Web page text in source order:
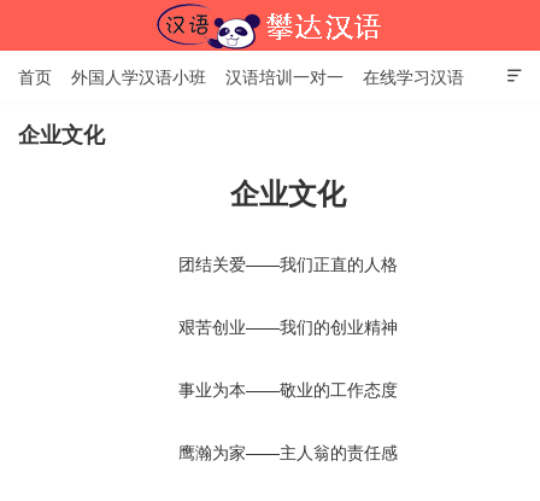
北京攀达汉语培训学校

首页 外国人学汉语小班 汉语培训一对一 在线学习汉语
中国文化体验课
企业文化
企业文化
团结关爱——我们正直的人格
艰苦创业——我们的创业精神
事业为本——敬业的工作态度
鹰瀚为家——主人翁的责任感